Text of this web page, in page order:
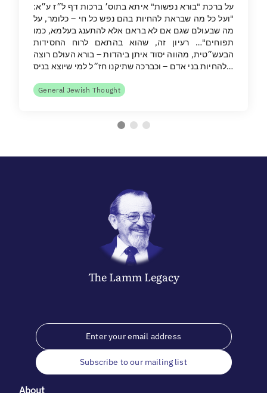
על ברכת "בורא נפשות" איתא בתוס׳ ברכות דף ל״ז ע״א:
"ועל כל מה שבראת להחיות בהם נפש כל חי – כלומר, על
מה שבעולם שגם אם לא בראם אלא להתענג בעלמא, כמו
תפוחים"… רעיון זה, שהוא בהתאם לרוח החסידות
הבעש״טית, מהווה יסוד איתן ביהדות – בורא העולם רוצה
להחיות בני אדם – וכברכה שתיקנו חז״ל למי שיוצא בניס…
General Jewish Thought
The LammLegacy
Subscribe to our mailing list
About